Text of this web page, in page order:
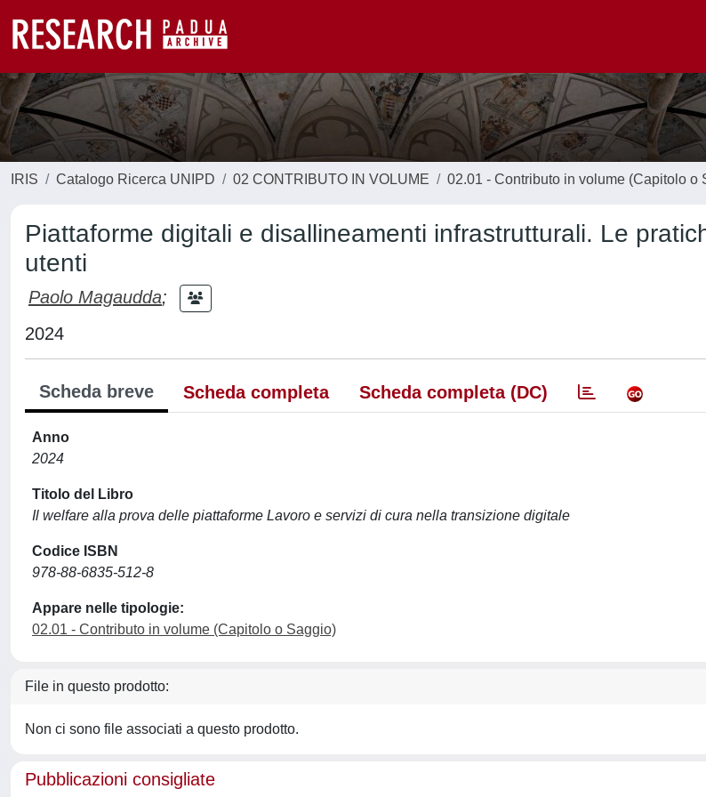
IRIS Catalogo Ricerca UNIPD 02 CONTRIBUTO IN VOLUME 02.01 - Contributo in volume (Capitolo o
Piattaforme digitali e disallineamenti infrastrutturali. Le
utenti
Paolo Magaudda;
2024
Scheda breve Scheda completa Scheda completa (DC)
Anno
2024
Titolo del Libro
Il welfare alla prova delle piattaforme Lavoro e servizi di cura nella transizione digitale
Codice ISBN
978-88-6835-512-8
Appare nelle tipologie:
02.01 - Contributo in volume (Capitolo o Saggio)
File in questo prodotto:
Non ci sono file associati a questo prodotto.
Pubblicazioni consigliate